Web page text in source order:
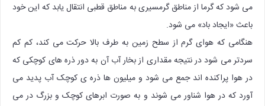
می شود که گرما از مناطق گرمسیری به مناطق قطبی انتقال یابد که این خود
باعث «ایجاد باد» می شود.
هنگامی که هوای گرم از سطح زمین به طرف بالا حرکت می کند، کم کم
سردتر می شود در نتیجه مقداری از بخار آب آن به دور ذره های کوچکی که
در هوا پراکنده اند جمع می شود و میلیون ها ذره ی کوچک آب پدید می
آورد که در هوا شناور می شوند و به صورت ابرهای کوچک و بزرگ در می